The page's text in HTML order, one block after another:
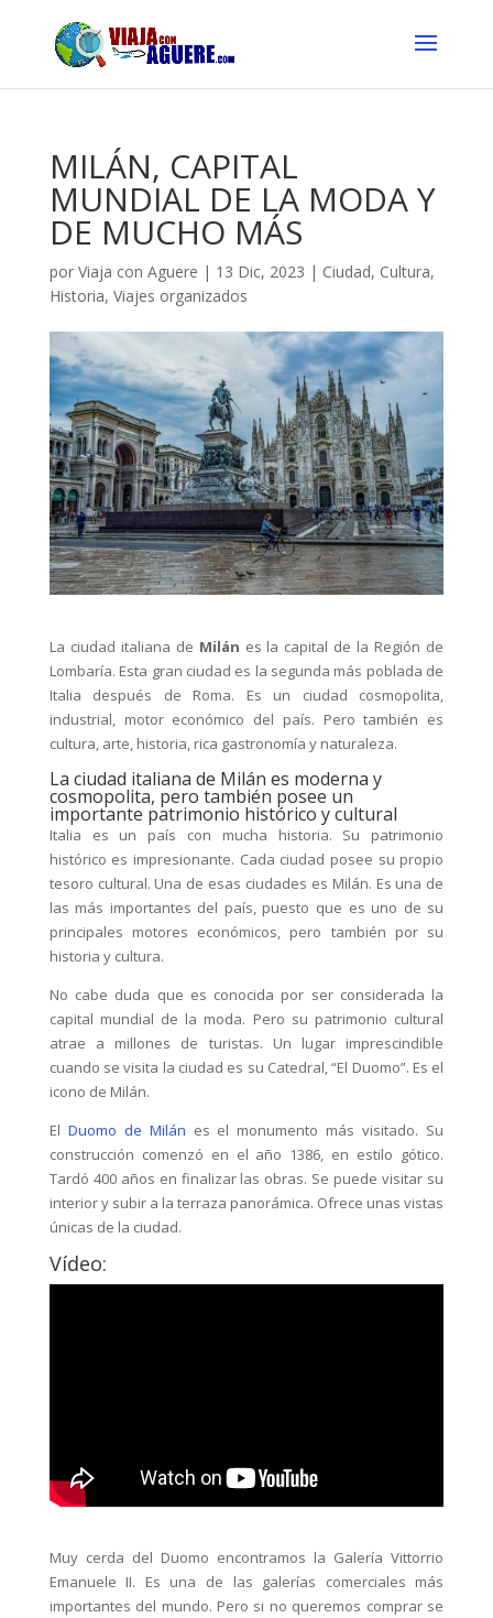
MILÁN, CAPITAL
MUNDIAL DE LA MODA Y
DE MUCHO MÁS
por Viaja con Aguere | 13 Dic, 2023 | Ciudad, Cultura,
Historia, Viajes organizados
La ciudad italiana de Milán es la capital de la Región de
Lombaría. Esta gran ciudad es la segunda más poblada de
Italia después de Roma. Es un ciudad cosmopolita,
industrial, motor económico del país. Pero también es
cultura, arte, historia, rica gastronomía y naturaleza.
La ciudad italiana de Milán es moderna y
cosmopolita, pero también posee un
importante patrimonio histórico y cultural
Italia es un país con mucha historia. Su patrimonio
histórico es impresionante. Cada ciudad posee su propio
tesoro cultural. Una de esas ciudades es Milán. Es una de
las más importantes del país, puesto que es uno de su
principales motores económicos, pero también por su
historia y cultura.
No cabe duda que es conocida por ser considerada la
capital mundial de la moda. Pero su patrimonio cultural
atrae a millones de turistas. Un lugar imprescindible
cuando se visita la ciudad es su Catedral, “El Duomo”. Es el
icono de Milán.
El Duomo de Milán es el monumento más visitado. Su
construcción comenzó en el año 1386, en estilo gótico.
Tardó 400 años en finalizar las obras. Se puede visitar su
interior y subir a la terraza panorámica. Ofrece unas vistas
únicas de la ciudad.
Vídeo:
Muy cerda del Duomo encontramos la Galería Vittorrio
Emanuele II. Es una de las galerías comerciales más
importantes del mundo. Pero si no queremos comprar se